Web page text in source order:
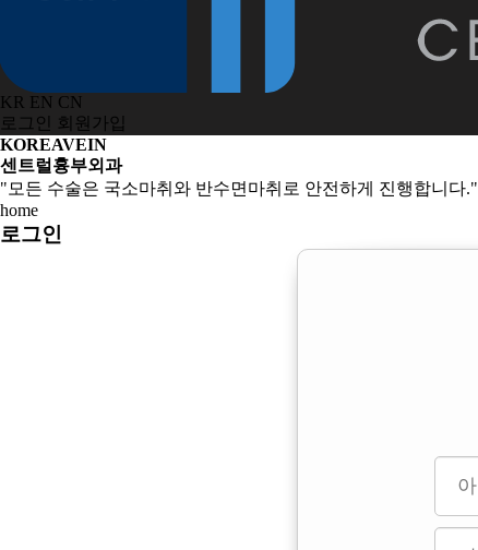
KR EN CN
로그인
회원가입
KOREAVEIN
센트럴흉부외과
"모든 수술은 국소마취와 반수면마취로 안전하게 진행합니다."
home
로그인